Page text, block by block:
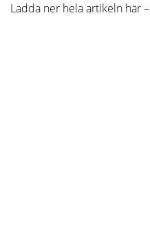
Ladda ner hela artikeln här –